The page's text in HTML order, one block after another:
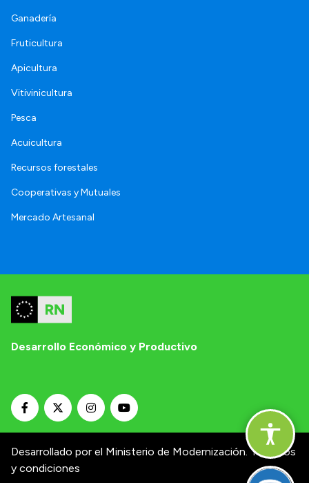
Ganadería
Fruticultura
Apicultura
Vitivinicultura
Pesca
Acuicultura
Recursos forestales
Cooperativas y Mutuales
Mercado Artesanal
Desarrollo Económico y Productivo
Desarrollado por el Ministerio de Modernización. Términos
y condiciones